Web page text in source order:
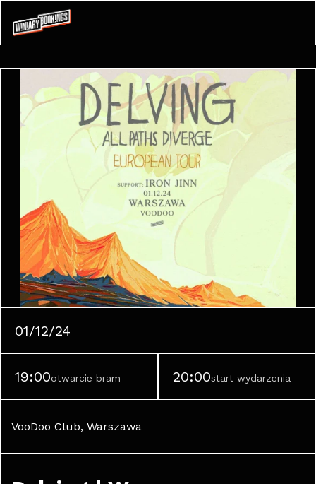
01/12/24
19:00otwarcie bram 20:00start wydarzenia
VooDoo Club, Warszawa